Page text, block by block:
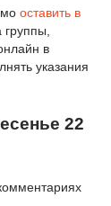
оставить в
в
указания
22